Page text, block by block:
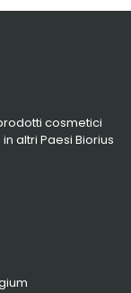
cosmetici
altri Paesi Biorius